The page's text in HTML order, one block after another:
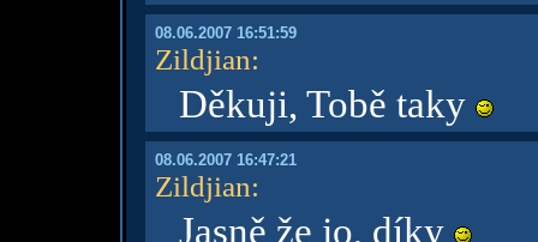
08.06.2007 16:51:59
Zildjian:
Děkuji, Tobě taky
08.06.2007 16:47:21
Zildjian:
Jasně že jo, díky